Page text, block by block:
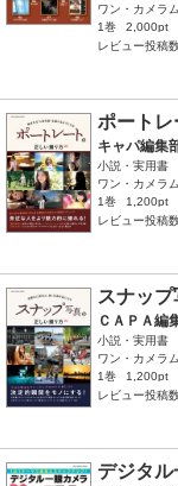
ワン・カメラ
1巻
2,000pt
レビュー投稿
ポートレ
キャパ編集
小説・実用書
ワン・カメラ
1巻
1,200pt
レビュー投稿
スナッ
ＣＡＰＡ編
小説・実用書
ワン・カメラ
1巻
1,200pt
レビュー投稿
デジタ